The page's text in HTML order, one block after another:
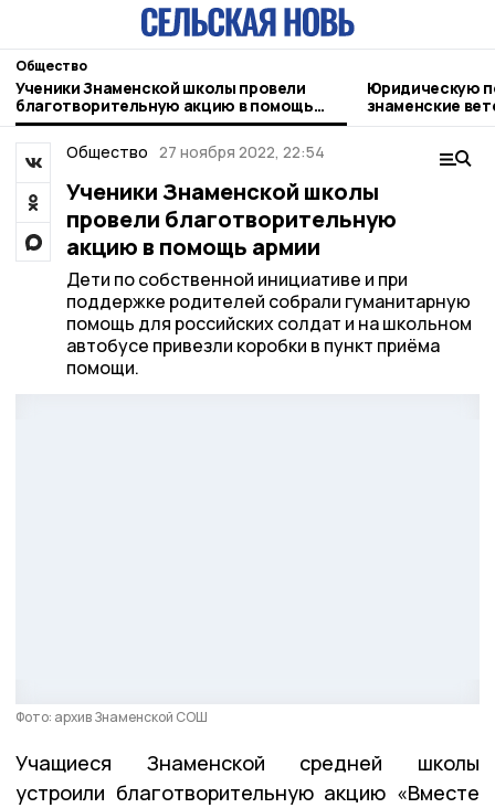
Общество
Ученики Знаменской школы провели
благотворительную акцию в помощь
армии
Юридическую
знаменские
Общество 27 ноября 2022, 22:54
Ученики Знаменской школы
провели благотворительную
акцию в помощь армии
Дети по собственной инициативе и при
поддержке родителей собрали гуманитарную
помощь для российских солдат и на школьном
автобусе привезли коробки в пункт приёма
помощи.
Фото: архив Знаменской СОШ
Учащиеся Знаменской средней школы
устроили благотворительную акцию «Вместе